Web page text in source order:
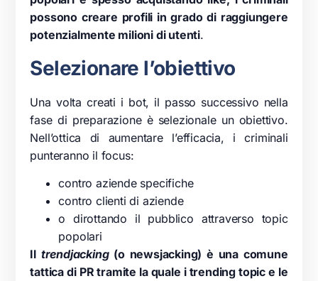
possono creare profili in grado di raggiungere
potenzialmente milioni di utenti.
Selezionare l’obiettivo
Una volta creati i bot, il passo successivo nella
fase di preparazione è selezionale un obiettivo.
Nell’ottica di aumentare l’efficacia, i criminali
punteranno il focus:
contro aziende specifiche
contro clienti di aziende
o dirottando il pubblico attraverso topic
popolari
Il trendjacking(o newsjacking) è una comune
tattica di PR tramite la quale i trending topic e le